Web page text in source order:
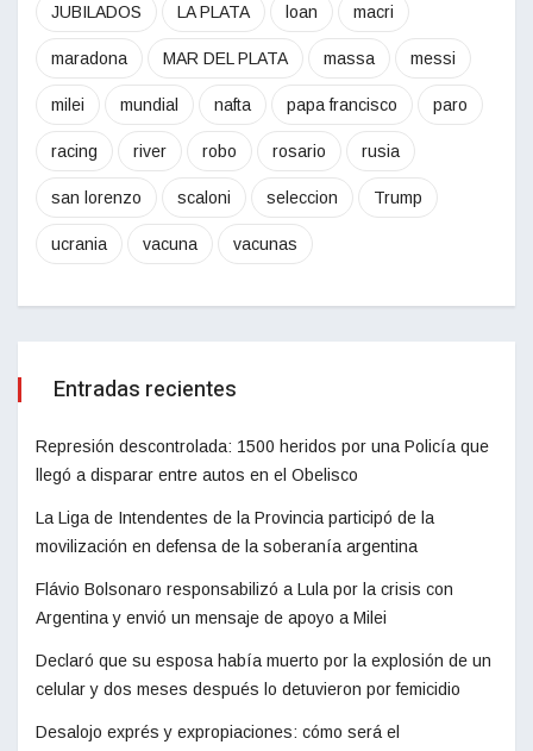
JUBILADOS LA PLATA loan macri
maradona MAR DEL PLATA massa messi
milei mundial nafta papa francisco paro
racing river robo rosario rusia
san lorenzo scaloni seleccion Trump
ucrania vacuna vacunas
Entradas recientes
Represión descontrolada: 1500 heridos por una Policía que
llegó a disparar entre autos en el Obelisco
La Liga de Intendentes de la Provincia participó de la
movilización en defensa de la soberanía argentina
Flávio Bolsonaro responsabilizó a Lula por la crisis con
Argentina y envió un mensaje de apoyo a Milei
Declaró que su esposa había muerto por la explosión de un
celular y dos meses después lo detuvieron por femicidio
Desalojo exprés y expropiaciones: cómo será el